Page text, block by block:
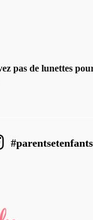
pas de lunettes
#parentsetenfants